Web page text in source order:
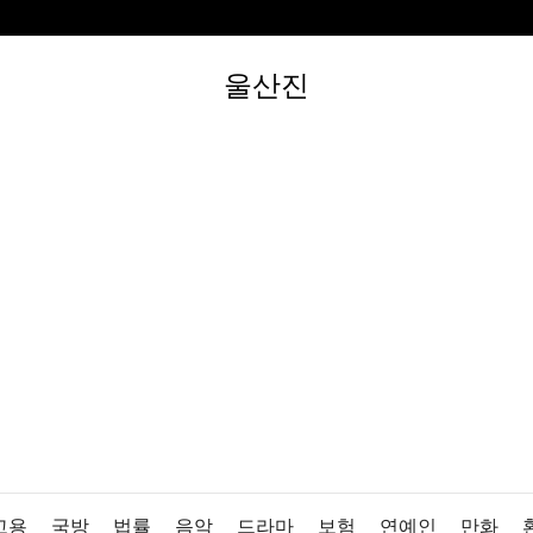
울산진
용 국방 법률 음악 드라마 보험 연예인 만화